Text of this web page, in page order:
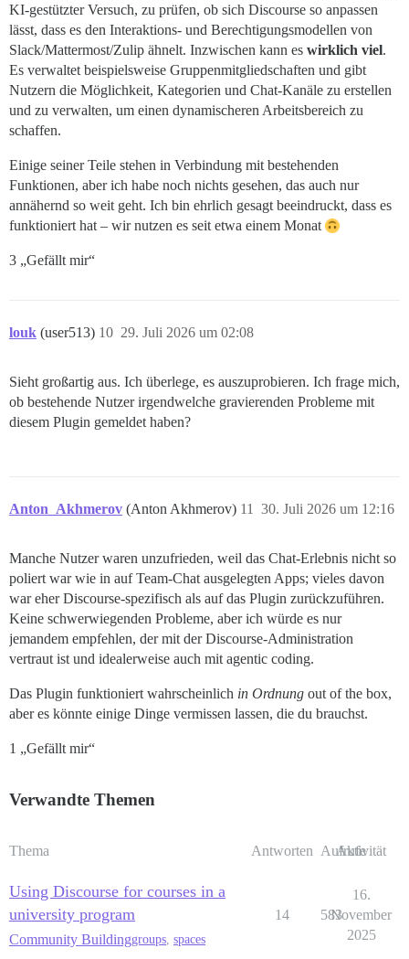
KI-gestützter Versuch, zu prüfen, ob sich Discourse so anpassen
lässt, dass es den Interaktions- und Berechtigungsmodellen von
Slack/Mattermost/Zulip ähnelt. Inzwischen kann es wirklich viel.
Es verwaltet beispielsweise Gruppenmitgliedschaften und gibt
Nutzern die Möglichkeit, Kategorien und Chat-Kanäle zu erstellen
und zu verwalten, um einen dynamischeren Arbeitsbereich zu
schaffen.
Einige seiner Teile stehen in Verbindung mit bestehenden
Funktionen, aber ich habe noch nichts gesehen, das auch nur
annähernd so weit geht. Ich bin ehrlich gesagt beeindruckt, dass es
funktioniert hat – wir nutzen es seit etwa einem Monat
3 „Gefällt mir“
louk (user513) 29. Juli 2026 um 02:08
10
Sieht großartig aus. Ich überlege, es auszuprobieren. Ich frage mich,
ob bestehende Nutzer irgendwelche gravierenden Probleme mit
diesem Plugin gemeldet haben?
Anton_Akhmerov (Anton Akhmerov) 30. Juli 2026 um 12:16
11
Manche Nutzer waren unzufrieden, weil das Chat-Erlebnis nicht so
poliert war wie in auf Team-Chat ausgelegten Apps; vieles davon
war eher Discourse-spezifisch als auf das Plugin zurückzuführen.
Keine schwerwiegenden Probleme, aber ich würde es nur
jemandem empfehlen, der mit der Discourse-Administration
vertraut ist und idealerweise auch mit agentic coding.
Das Plugin funktioniert wahrscheinlich in Ordnung out of the box,
aber es könnte einige Dinge vermissen lassen, die du brauchst.
1 „Gefällt mir“
Verwandte Themen
Thema Antworten Aufrufe
Aktivität
Using Discourse for courses in a
university program
Community Buildinggroups, spaces
14 583
16.
November
2025